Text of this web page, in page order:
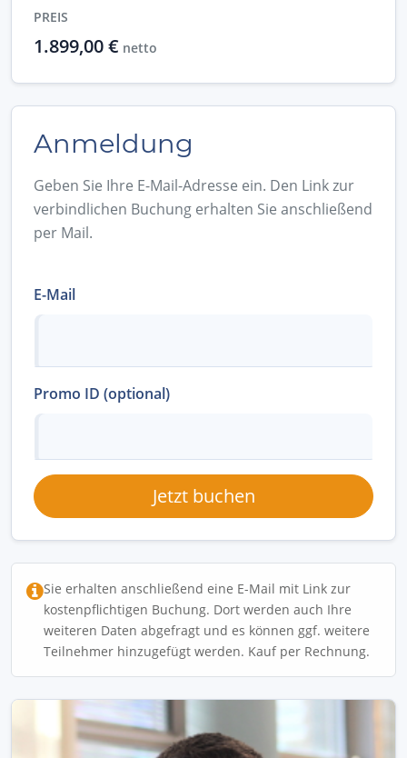
PREIS
1.899,00 € netto
Anmeldung
Geben Sie Ihre E-Mail-Adresse ein. Den Link zur
verbindlichen Buchung erhalten Sie anschließend
per Mail.
E-Mail
Promo ID (optional)
Jetzt buchen
Sie erhalten anschließend eine E-Mail mit Link zur
kostenpflichtigen Buchung. Dort werden auch Ihre
weiteren Daten abgefragt und es können ggf. weitere
Teilnehmer hinzugefügt werden. Kauf per Rechnung.